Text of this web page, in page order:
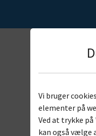
Vi bruger
elementer på
Ved at trykke
kan også vælge